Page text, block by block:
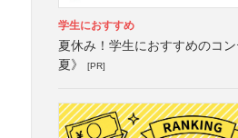
学生におすすめ
夏休み！学生におすすめのコ
夏》
[PR]